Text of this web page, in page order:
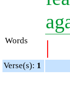
Words |
Verse(s): 1